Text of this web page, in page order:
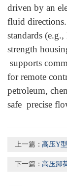
driven by an
fluid
standards
strength
supports
for remote
petroleum,
safe precise
上一篇：高压Y
下一篇：高压卸